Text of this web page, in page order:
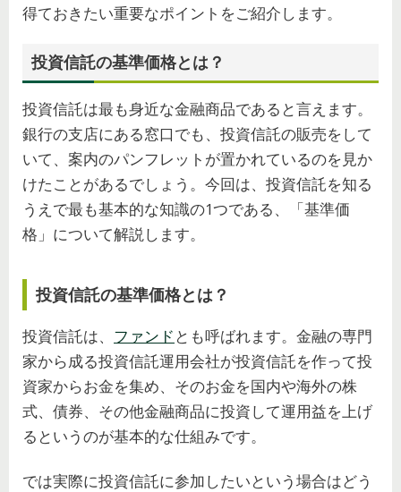
得ておきたい重要なポイントをご紹介します。
投資信託の基準価格とは？
投資信託は最も身近な金融商品であると言えます。
銀行の支店にある窓口でも、投資信託の販売をして
いて、案内のパンフレットが置かれているのを見か
けたことがあるでしょう。今回は、投資信託を知る
うえで最も基本的な知識の1つである、「基準価
格」について解説します。
投資信託の基準価格とは？
投資信託は、 ファンド とも呼ばれます。金融の専門
家から成る投資信託運用会社が投資信託を作って投
資家からお金を集め、そのお金を国内や海外の株
式、債券、その他金融商品に投資して運用益を上げ
るというのが基本的な仕組みです。
では実際に投資信託に参加したいという場合はどう